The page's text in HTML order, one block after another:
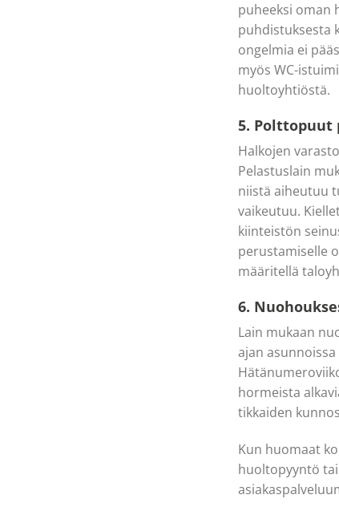
puheeksi oman
puhdistuksesta
ongelmia ei
myös WC-
huoltoyhtiöstä.
5. Polttopuut
Halkojen
Pelastuslain
niistä aiheutuu
vaikeutuu.
kiinteistön
perustamiselle
määritellä
6.
Lain mukaan
ajan
hormeista
tikkaiden
Kun huomaat
huoltopyyntö